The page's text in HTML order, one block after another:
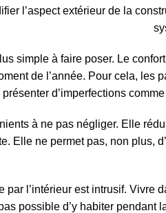
l’aspect extérieur de la
simple à faire poser. Le
de l’année. Pour cela, les
présenter d’imperfections
à ne pas négliger. Elle
Elle ne permet pas, non plus,
par l’intérieur est intrusif. Vivre
possible d’y habiter pendant